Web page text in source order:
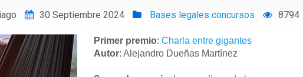
30 Septiembre 2024 Bases legales concursos 8794
Primer premio: Charla entre gigantes
Autor: Alejandro Dueñas Martínez